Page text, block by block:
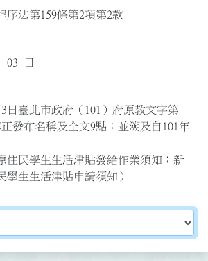
序法第159條第2項第2款
03 日
日臺北市政府（101）府原教文字第
正發布名稱及全文9點；並溯及自101年
住民學生生活津貼發給作業須知；新
學生生活津貼申請須知）
容